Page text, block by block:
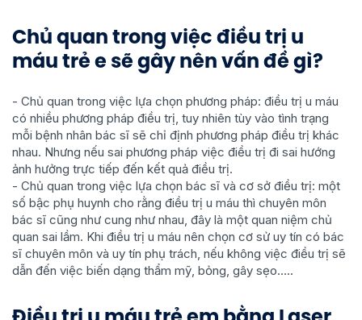
Chủ quan trong việc điều trị u
máu trẻ e sẽ gây nên vấn đề gì?
- Chủ quan trong việc lựa chọn phương pháp: điều trị u máu
có nhiều phương pháp điều trị, tuy nhiên tùy vào tình trạng
mỗi bệnh nhân bác sĩ sẽ chỉ định phương pháp điều trị khác
nhau. Nhưng nếu sai phương pháp việc điều trị đi sai hướng
ảnh hưởng trực tiếp đến kết quả điều trị.
- Chủ quan trong việc lựa chọn bác sĩ và cơ sở điều trị: một
số bậc phụ huynh cho rằng điều trị u máu thì chuyên môn
bác sĩ cũng như cung như nhau, đây là một quan niệm chủ
quan sai lầm. Khi điều trị u máu nên chọn cơ sử uy tín có bác
sĩ chuyên môn và uy tín phụ trách, nếu không việc điều trị sẽ
dẫn đến việc biến dạng thẩm mỹ, bỏng, gây sẹo…..